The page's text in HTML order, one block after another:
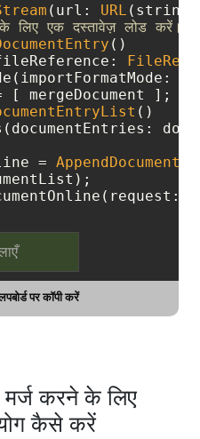
(url: URL
एक दस्तावेज़ लोड करें।
()
()
=
पर कॉपी करें
करने के लिए
कैसे करें